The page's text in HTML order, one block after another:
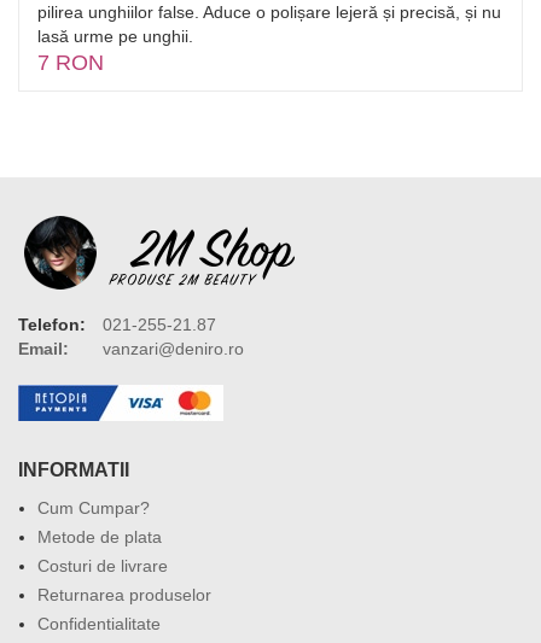
pilirea unghiilor false. Aduce o polișare lejeră și precisă, și nu
lasă urme pe unghii.
7 RON
Telefon:
021-255-21.87
Email:
vanzari@deniro.ro
INFORMATII
Cum Cumpar?
Metode de plata
Costuri de livrare
Returnarea produselor
Confidentialitate